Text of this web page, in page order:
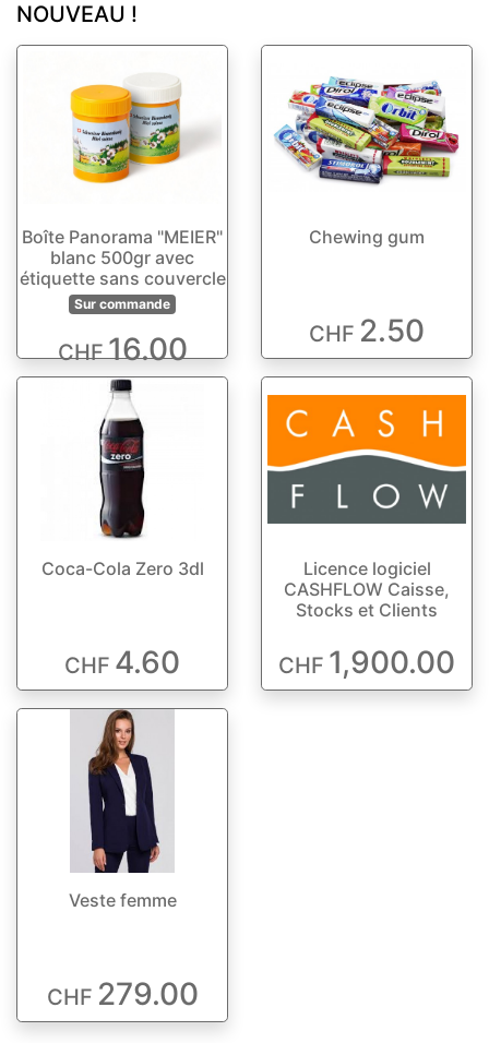
NOUVEAU !
Boîte Panorama "MEIER"
blanc 500gr avec
étiquette sans couvercle
Sur commande
CHF16.00
Chewing gum
CHF 2.50
Coca-Cola Zero 3dl
CHF 4.60
Licence logiciel
CASHFLOW Caisse,
Stocks et Clients
CHF 1,900.00
Veste femme
CHF 279.00